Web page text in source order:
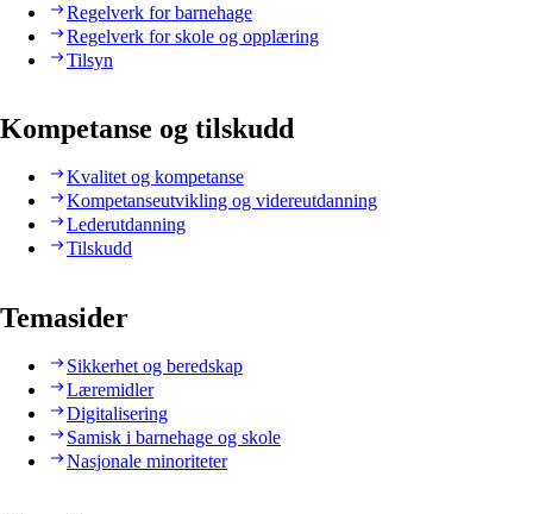
Regelverk for barnehage
Regelverk for skole og opplæring
Tilsyn
Kompetanse og tilskudd
Kvalitet og kompetanse
Kompetanseutvikling og videreutdanning
Lederutdanning
Tilskudd
Temasider
Sikkerhet og beredskap
Læremidler
Digitalisering
Samisk i barnehage og skole
Nasjonale minoriteter